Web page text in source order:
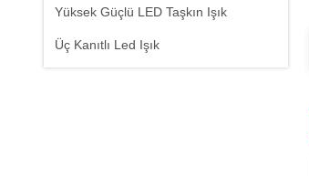
Yüksek Güçlü LED Taşkın Işık
Üç Kanıtlı Led Işık